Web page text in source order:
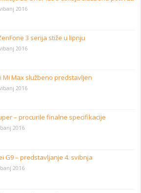
2016
3 serija stiže u lipnju
2016
Mi Max službeno predstavljen
2016
– procurile finalne specifikacije
2016
G9 – predstavljanje 4. svibnja
2016